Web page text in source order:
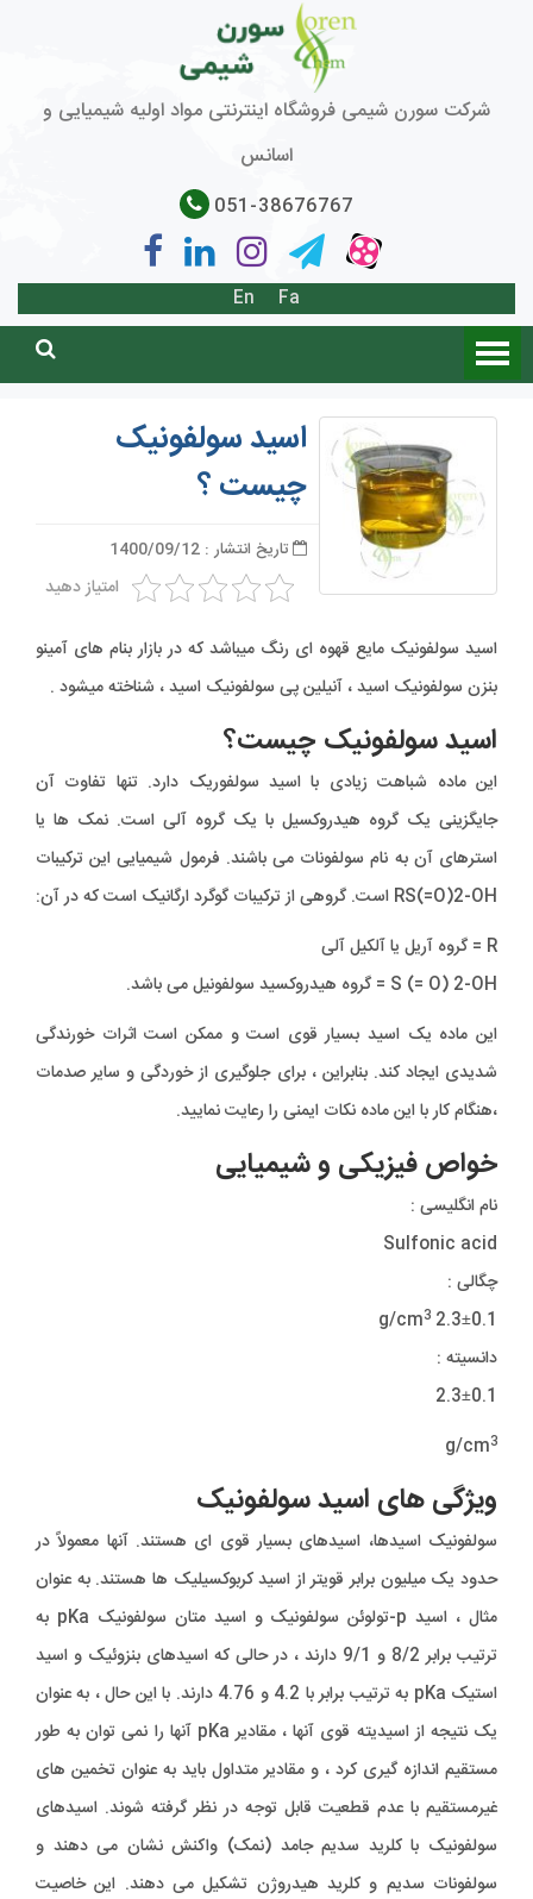
شرکت سورن شیمی فروشگاه اینترنتی مواد اولیه شیمیایی و
اسانس
051-38676767
Fa
En
اسید سولفونیک
چیست ؟
تاریخ انتشار : 1400/09/12
امتیاز دهید
اسید سولفونیک مایع قهوه ای رنگ میباشد که در بازار بنام های آمینو
بنزن سولفونیک اسید ، آنیلین پی سولفونیک اسید ، شناخته میشود ‌.
اسید سولفونیک چیست؟
این ماده شباهت زیادی با اسید سولفوریک دارد. تنها تفاوت آن
جایگزینی یک گروه هیدروکسیل با یک گروه آلی است. نمک ها یا
استرهای آن به نام سولفونات می باشند. فرمول شیمیایی این ترکیبات
RS(=O)2-OH است. گروهی از ترکیبات گوگرد ارگانیک است که در آن:
R = گروه آریل یا آلکیل آلی
S (= O) 2-OH = گروه هیدروکسید سولفونیل می باشد.
این ماده یک اسید بسیار قوی است و ممکن است اثرات خورندگی
شدیدی ایجاد کند. بنابراین ، برای جلوگیری از خوردگی و سایر صدمات
،هنگام کار با این ماده نکات ایمنی را رعایت نمایید.
خواص فیزیکی و شیمیایی
نام انگلیسی :
Sulfonic acid
چگالی :
2.3±0.1 g/cm
3
دانسیته :
2.3±0.1
g/cm3
ویژگی های اسید سولفونیک
سولفونیک اسیدها، اسیدهای بسیار قوی ای هستند. آنها معمولاً در
حدود یک میلیون برابر قویتر از اسید کربوکسیلیک ها هستند. به عنوان
مثال ، اسید p-تولوئن سولفونیک و اسید متان سولفونیک pKa به
ترتیب برابر 8/2 و 9/1 دارند ، در حالی که اسیدهای بنزوئیک و اسید
استیک pKa به ترتیب برابر با 4.2 و 4.76 دارند. با این حال ، به عنوان
یک نتیجه از اسیدیته قوی آنها ، مقادیر pKa آنها را نمی توان به طور
مستقیم اندازه گیری کرد ، و مقادیر متداول باید به عنوان تخمین های
غیرمستقیم با عدم قطعیت قابل توجه در نظر گرفته شوند. اسیدهای
سولفونیک با کلرید سدیم جامد (نمک) واکنش نشان می دهند و
سولفونات سدیم و کلرید هیدروژن تشکیل می دهند. این خاصیت